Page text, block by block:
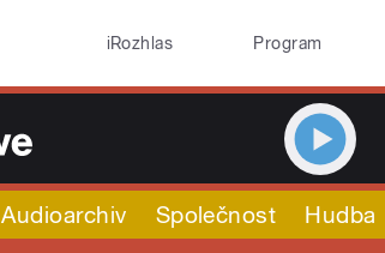
iRozhlas Program
Audioarchiv Společnost Hudba